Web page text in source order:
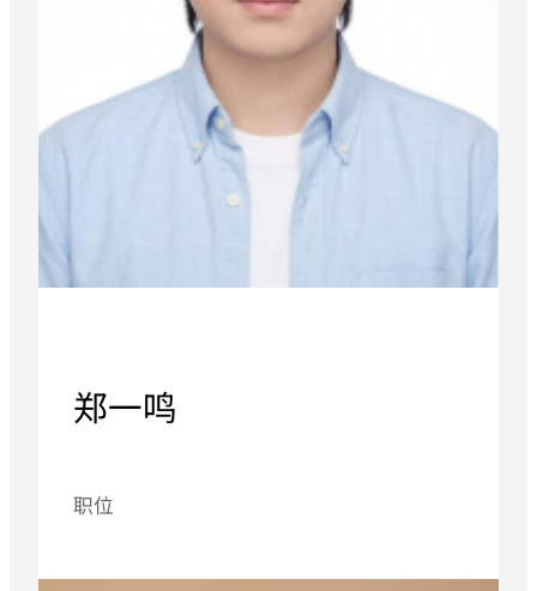
郑一鸣
职位